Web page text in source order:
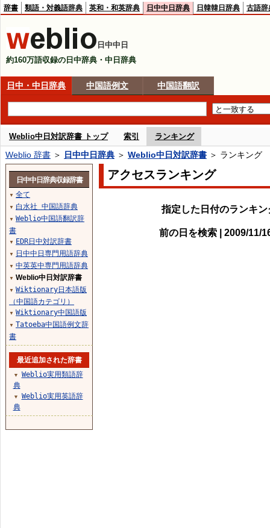
辞書 類語・対義語辞典 英和・和英辞典 日中中日辞典 日韓韓日辞典 古語辞
日中中日
約160万語収録の日中辞典・中日辞典
日中・中日辞典 中国語例文 中国語翻訳
Weblio中日対訳辞書 トップ 索引 ランキング
Weblio 辞書 ＞ 日中中日辞典 ＞ Weblio中日対訳辞書 ＞ ランキング
アクセスランキング
指定した日付のランキ
前の日を検索 | 2009/11/
日中中日辞典収録辞書
▼ 全て
▼ 白水社 中国語辞典
▼ Weblio中国語翻訳辞
書
▼ EDR日中対訳辞書
▼ 日中中日専門用語辞典
▼ 中英英中専門用語辞典
▼ Weblio中日対訳辞書
▼ Wiktionary日本語版
（中国語カテゴリ）
▼ Wiktionary中国語版
▼ Tatoeba中国語例文辞
書
最近追加された辞書
▼
Weblio実用類語辞
典
▼
Weblio実用英語辞
典